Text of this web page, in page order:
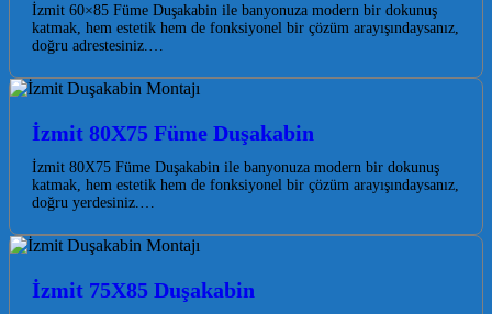
İzmit 60×85 Füme Duşakabin ile banyonuza modern bir dokunuş
katmak, hem estetik hem de fonksiyonel bir çözüm arayışındaysanız,
doğru adrestesiniz.…
İzmit 80X75 Füme Duşakabin
İzmit 80X75 Füme Duşakabin ile banyonuza modern bir dokunuş
katmak, hem estetik hem de fonksiyonel bir çözüm arayışındaysanız,
doğru yerdesiniz.…
İzmit 75X85 Duşakabin